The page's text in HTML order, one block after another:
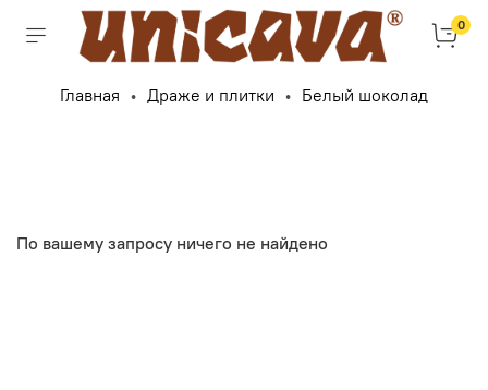
0
Главная Драже и плитки Белый шоколад
По вашему запросу ничего не найдено